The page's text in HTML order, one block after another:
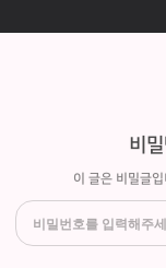
비
이 글은 비밀글